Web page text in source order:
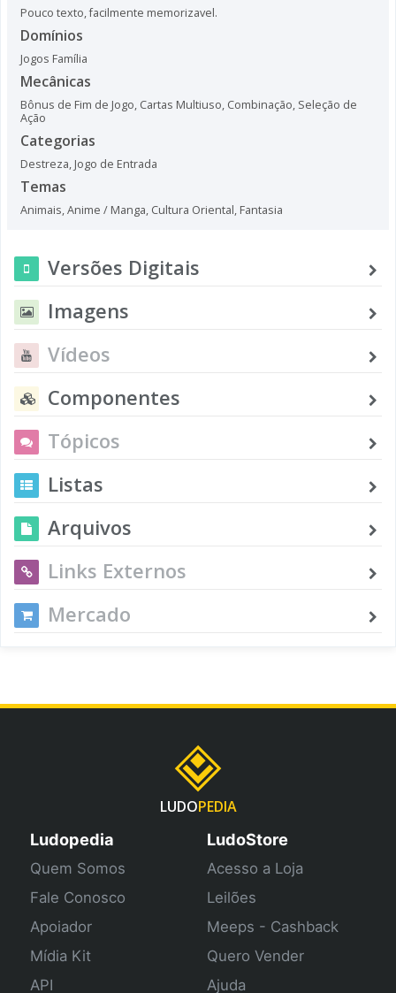
Pouco texto, facilmente memorizavel.
Domínios
Jogos Família
Mecânicas
Bônus de Fim de Jogo, Cartas Multiuso, Combinação, Seleção de
Ação
Categorias
Destreza, Jogo de Entrada
Temas
Animais,Anime / Manga, Cultura Oriental, Fantasia
Versões Digitais
Imagens
Vídeos
Componentes
Tópicos
Listas
Arquivos
Links Externos
Mercado
LUDOPEDIA
Ludopedia
Quem Somos
Fale Conosco
Apoiador
Mídia Kit
API
LudoStore
Acesso a Loja
Leilões
Meeps - Cashback
Quero Vender
Ajuda